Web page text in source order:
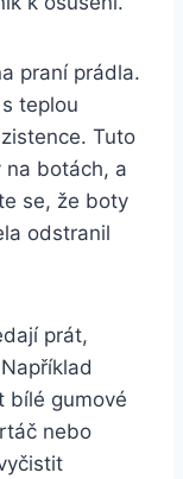
praní prádla.
teplou
Tuto
na⁤ botách, ⁣a
se, ​že boty
​odstranil
‍prát,
gumové
nebo